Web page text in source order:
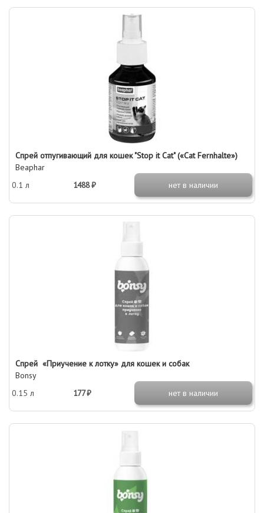
Спрей отпугивающий для кошек "Stop it Cat" («Cat Fernhalte»)
Beaphar
0.1 л
1488 ₽ нет в наличии
Спрей «Приучение к лотку» для кошек и собак
Bonsy
0.15 л
177 ₽ нет в наличии